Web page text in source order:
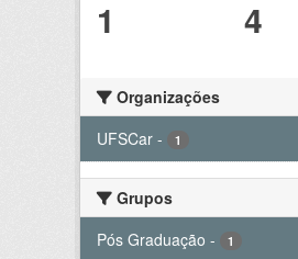
1 4
Organizações
UFSCar - 1
Grupos
Pós Graduação - 1